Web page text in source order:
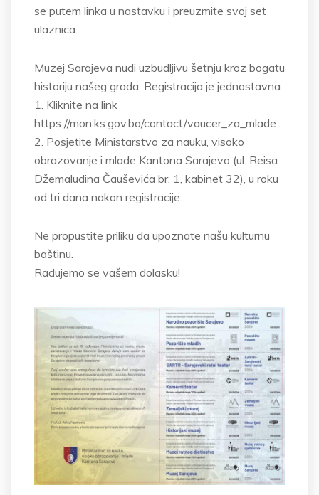
se putem linka u nastavku i preuzmite svoj set
ulaznica.
Muzej Sarajeva nudi uzbudljivu šetnju kroz bogatu
historiju našeg grada. Registracija je jednostavna.
1. Kliknite na link
https://mon.ks.gov.ba/contact/vaucer_za_mlade
2. Posjetite Ministarstvo za nauku, visoko
obrazovanje i mlade Kantona Sarajevo (ul. Reisa
Džemaludina Čauševića br. 1, kabinet 32), u roku
od tri dana nakon registracije.
Ne propustite priliku da upoznate našu kulturnu
baštinu.
Radujemo se vašem dolasku!